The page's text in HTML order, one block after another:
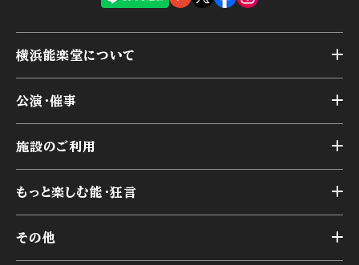
横浜能楽堂について
横浜能楽堂が取り組んだ事業
能舞台の歴史と特徴
様々なお客様に向けて
本舞台座席
交通アクセス
公演・催事
アーカイブ
施設のご利用
第二舞台
研修室
もっと楽しむ能・狂言
その他